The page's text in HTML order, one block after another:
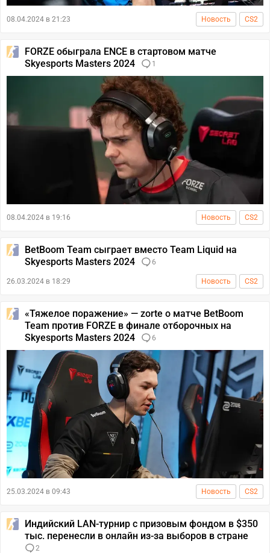
08.04.2024 в 21:23 Новость CS2
FORZE обыграла ENCE в стартовом матче
Skyesports Masters 2024
1
08.04.2024 в 19:16 Новость CS2
BetBoom Team сыграет вместо Team Liquid на
Skyesports Masters 2024
6
26.03.2024 в 18:29 Новость CS2
«Тяжелое поражение» — zorte о матче BetBoom
Team против FORZE в финале отборочных на
Skyesports Masters 2024
6
25.03.2024 в 09:43 Новость CS2
Индийский LAN-турнир с призовым фондом в $350
тыс. перенесли в онлайн из-за выборов в стране
2